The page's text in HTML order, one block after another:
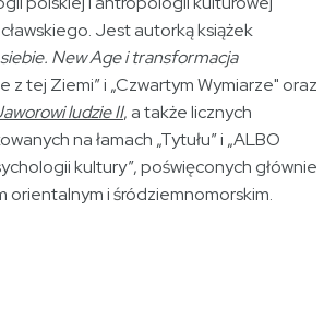
Jest autorką książek
New Age i transformacja
z tej Ziemi” i „Czwartym Wymiarze" oraz
ludzie II, a także licznych
na łamach „Tytułu” i „ALBO
kultury”, poświęconych głównie
orientalnym i śródziemnomorskim.